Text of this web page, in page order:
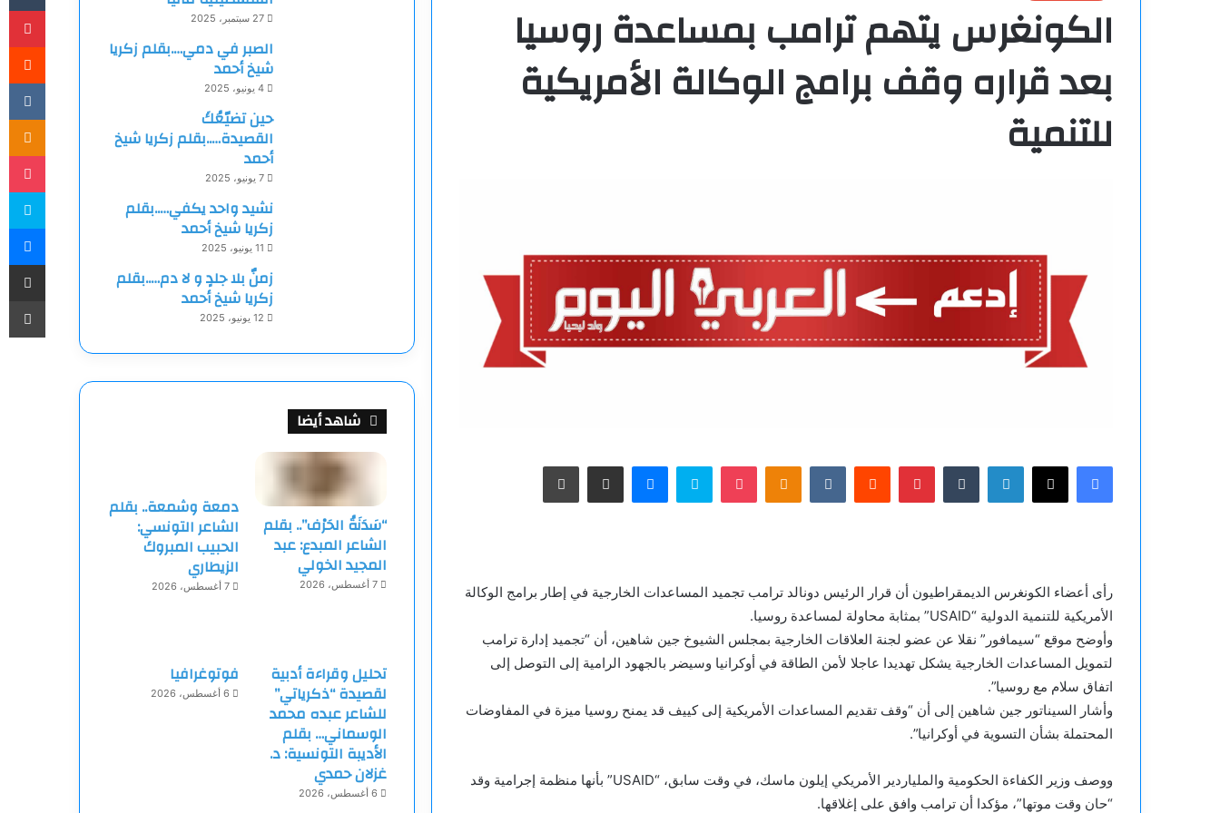
الكونغرس يتهم ترامب بمساعدة روسيا
بعد قراره وقف برامج الوكالة الأمريكية
للتنمية
فيسبوك
‫X لينكدإن بينتيريست Odnoklassniki
‫Pocketسكايبماسنجرمشاركة عبر البريد طباعة
رأى أعضاء الكونغرس الديمقراطيون أن قرار الرئيس دونالد ترامب تجميد المساعدات الخارجية في إطار برامج الوكالة
الأمريكية للتنمية الدولية “USAID” بمثابة محاولة لمساعدة روسيا.
وأوضح موقع “سيمافور” نقلا عن عضو لجنة العلاقات الخارجية بمجلس الشيوخ جين شاهين، أن “تجميد إدارة ترامب
لتمويل المساعدات الخارجية يشكل تهديدا عاجلا لأمن الطاقة في أوكرانيا وسيضر بالجهود الرامية إلى التوصل إلى
اتفاق سلام مع روسيا”.
وأشار السيناتور جين شاهين إلى أن “وقف تقديم المساعدات الأمريكية إلى كييف قد يمنح روسيا ميزة في المفاوضات
المحتملة بشأن التسوية في أوكرانيا”.
ووصف وزير الكفاءة الحكومية والملياردير الأمريكي إيلون ماسك، في وقت سابق، “USAID” بأنها منظمة إجرامية وقد
“حان وقت موتها”، مؤكدا أن ترامب وافق على إغلاقها.
27 سبتمبر، 2025
الصبر في دمي….بقلم زكريا
شيخ أحمد
4 يونيو، 2025
حين تضيّعُكَ
القصيدة…..بقلم زكريا شيخ
أحمد
7 يونيو، 2025
نشيد واحد يكفي…..بقلم
زكريا شيخ أحمد
11 يونيو، 2025
زمنٌ بلا جلدٍ و لا دم…..بقلم
زكريا شيخ أحمد
12 يونيو، 2025
شاهد أيضا
“سَدَنَةُ الحَرْف”.. بقلم
الشاعر المبدع: عبد
المجيد الخولي
7 أغسطس، 2026
دمعة وشمعة.. بقلم
الشاعر التونسي:
الحبيب المبروك
الزيطاري
7 أغسطس، 2026
تحليل وقراءة أدبية
لقصيدة “ذكرياتي”
للشاعر عبده محمد
الوسماني… بقلم
الأديبة التونسية: د.
غزلان حمدي
6 أغسطس، 2026
فوتوغرافيا
6 أغسطس، 2026